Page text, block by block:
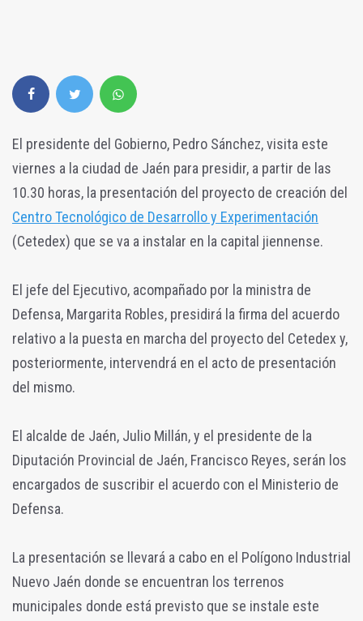
El presidente del Gobierno, Pedro Sánchez, visita este
viernes a la ciudad de Jaén para presidir, a partir de las
10.30 horas, la presentación del proyecto de creación del
Centro Tecnológico de Desarrollo y Experimentación
(Cetedex) que se va a instalar en la capital jiennense.
El jefe del Ejecutivo, acompañado por la ministra de
Defensa, Margarita Robles, presidirá la firma del acuerdo
relativo a la puesta en marcha del proyecto del Cetedex y,
posteriormente, intervendrá en el acto de presentación
del mismo.
El alcalde de Jaén, Julio Millán, y el presidente de la
Diputación Provincial de Jaén, Francisco Reyes, serán los
encargados de suscribir el acuerdo con el Ministerio de
Defensa.
La presentación se llevará a cabo en el Polígono Industrial
Nuevo Jaén donde se encuentran los terrenos
municipales donde está previsto que se instale este